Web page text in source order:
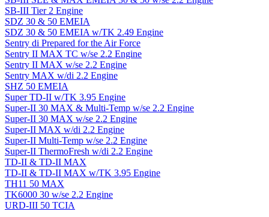
SB-III Tier 2 Engine
SDZ 30 & 50 EMEIA
SDZ 30 & 50 EMEIA w/TK 2.49 Engine
Sentry di Prepared for the Air Force
Sentry II MAX TC w/se 2.2 Engine
Sentry II MAX w/se 2.2 Engine
Sentry MAX w/di 2.2 Engine
SHZ 50 EMEIA
Super TD-II w/TK 3.95 Engine
Super-II 30 MAX & Multi-Temp w/se 2.2 Engine
Super-II 30 MAX w/se 2.2 Engine
Super-II MAX w/di 2.2 Engine
Super-II Multi-Temp w/se 2.2 Engine
Super-II ThermoFresh w/di 2.2 Engine
TD-II & TD-II MAX
TD-II & TD-II MAX w/TK 3.95 Engine
TH11 50 MAX
TK6000 30 w/se 2.2 Engine
URD-III 50 TCIA